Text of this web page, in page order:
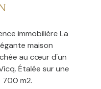
immobilière La
maison
au cœur d'un
Étalée sur une
700 m2.